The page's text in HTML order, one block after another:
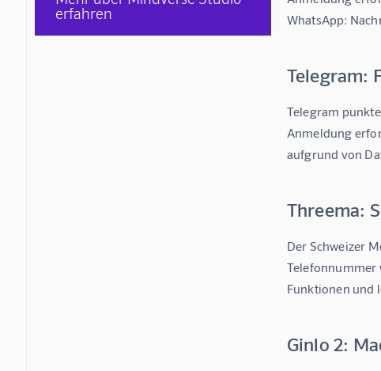
erfahren
WhatsApp:
Telegram:
Telegram
Anmeldung
aufgrund von
Threema:
Der Schweizer
Telefonnummer
Funktionen und
Ginlo 2: